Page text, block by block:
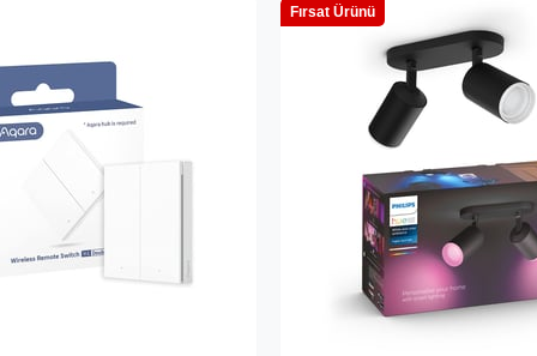
Fırsat Ürünü